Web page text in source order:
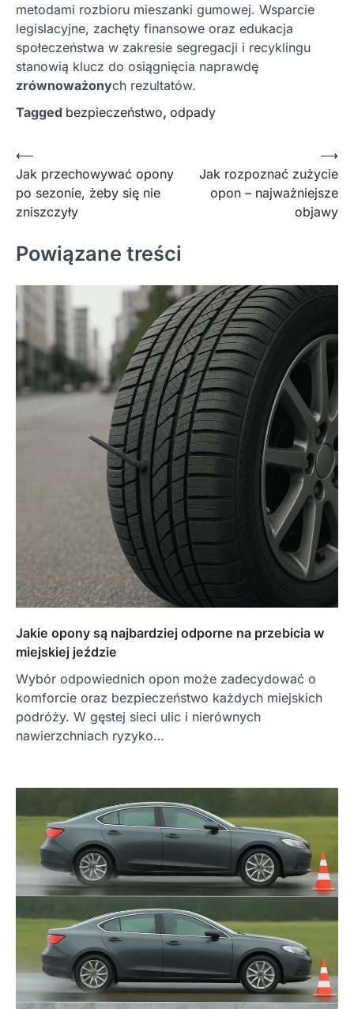
metodami rozbioru mieszanki gumowej. Wsparcie
legislacyjne, zachęty finansowe oraz edukacja
społeczeństwa w zakresie segregacji i recyklingu
stanowią klucz do osiągnięcia naprawdę
zrównoważonych rezultatów.
Tagged bezpieczeństwo, odpady
Nawigacja
wpisu
⟵
Jak przechowywać opony
po sezonie, żeby się nie
zniszczyły
Jak rozpoznać zużycie
opon – najważniejsze
objawy
⟶
Powiązane treści
Jakie opony są najbardziej odporne na przebicia w
miejskiej jeździe
Wybór odpowiednich opon może zadecydować o
komforcie oraz bezpieczeństwo każdych miejskich
podróży. W gęstej sieci ulic i nierównych
nawierzchniach ryzyko…